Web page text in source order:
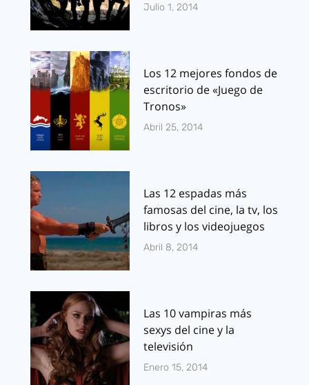
Julio 1, 2014
Los 12 mejores fondos de
escritorio de «Juego de
Tronos»
Abril 25, 2014
Las 12 espadas más
famosas del cine, la tv, los
libros y los videojuegos
Abril 8, 2014
Las 10 vampiras más
sexys del cine y la
televisión
Enero 15, 2014